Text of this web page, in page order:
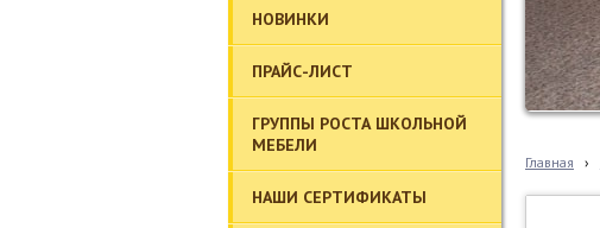
НОВИНКИ
ПРАЙС-ЛИСТ
ГРУППЫ РОСТА ШКОЛЬНОЙ
МЕБЕЛИ
НАШИ СЕРТИФИКАТЫ
Главная ›